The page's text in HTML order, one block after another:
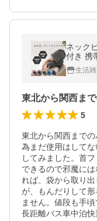
ネック
付き 携
ッショ
生活
5
東北から関西まで
為まだ使用はして
してみました。首
できるので邪魔に
れば、袋から取り
が、もんだりして
ません。値段も手
長距離バス車中泊快